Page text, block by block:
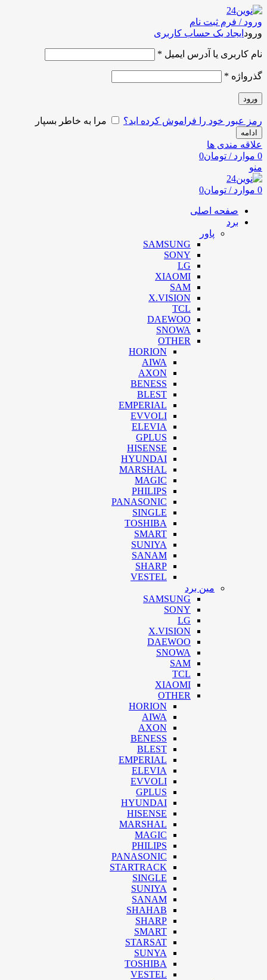
ورود / فرم ثبت نام
ورود ایجاد یک حساب کاربری
نام کاربری یا آدرس ایمیل *
گذرواژه *
ورود
رمز عبور خود را فراموش کرده اید؟ مرا به خاطر بسپار
ادامه
علاقه مندی ها
0 موارد / تومان0
منو
0 موارد / تومان0
صفحه اصلی
برد
پاور
SAMSUNG
SONY
LG
XIAOMI
SAM
X.VISION
TCL
DAEWOO
SNOWA
OTHER
HORION
AIWA
AXON
BENESS
BLEST
EMPERIAL
EVVOLI
ELEVIA
GPLUS
HISENSE
HYUNDAI
MARSHAL
MAGIC
PHILIPS
PANASONIC
SINGLE
TOSHIBA
SMART
SUNIYA
SANAM
SHARP
VESTEL
مین برد
SAMSUNG
SONY
LG
X.VISION
DAEWOO
SNOWA
SAM
TCL
XIAOMI
OTHER
HORION
AIWA
AXON
BENESS
BLEST
EMPERIAL
ELEVIA
EVVOLI
GPLUS
HYUNDAI
HISENSE
MARSHAL
MAGIC
PHILIPS
PANASONIC
STARTRACK
SINGLE
SUNIYA
SANAM
SHAHAB
SHARP
SMART
STARSAT
SUNYA
TOSHIBA
VESTEL